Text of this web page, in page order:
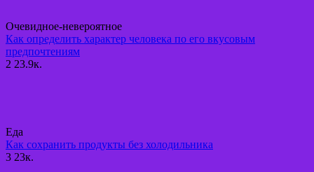
Очевидное-невероятное
Как определить характер человека по его вкусовым
предпочтениям
2 23.9к.
Еда
Как сохранить продукты без холодильника
3 23к.